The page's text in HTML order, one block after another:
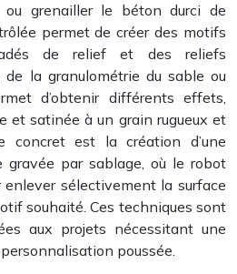
ou grenailler le béton durci de
permet de créer des motifs
de relief et des reliefs
la granulométrie du sable ou
d’obtenir différents effets,
et satinée à un grain rugueux et
concret est la création d’une
gravée par sablage, où le robot
sélectivement la surface
souhaité. Ces techniques sont
aux projets nécessitant une
poussée.